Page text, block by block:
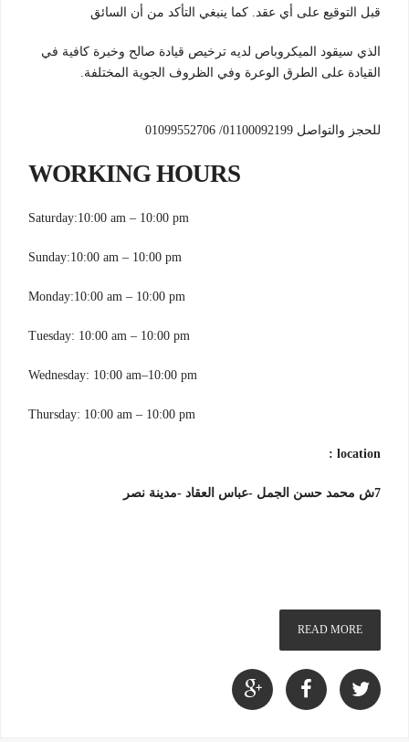
قبل التوقيع على أي عقد. كما ينبغي التأكد من أن السائق
الذي سيقود الميكروباص لديه ترخيص قيادة صالح وخبرة كافية في
القيادة على الطرق الوعرة وفي الظروف الجوية المختلفة.
للحجز والتواصل 01100092199/ 01099552706
WORKING HOURS
Saturday:10:00 am – 10:00 pm
Sunday:10:00 am – 10:00 pm
Monday:10:00 am – 10:00 pm
Tuesday: 10:00 am – 10:00 pm
Wednesday: 10:00 am–10:00 pm
Thursday: 10:00 am – 10:00 pm
location :
7ش محمد حسن الجمل -عباس العقاد -مدينة نصر
READ MORE